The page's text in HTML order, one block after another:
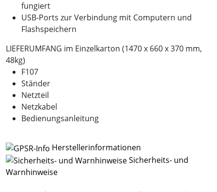
fungiert
USB-Ports zur Verbindung mit Computern und
Flashspeichern
LIEFERUMFANG im Einzelkarton (1470 x 660 x 370 mm,
48kg)
F107
Ständer
Netzteil
Netzkabel
Bedienungsanleitung
Herstellerinformationen
Sicherheits- und
Warnhinweise